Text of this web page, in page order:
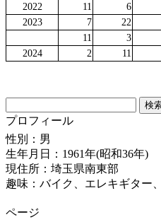
2022
11 6
2023
7 22
11
3
2024
2 11
索:
プロフィール
性別：男
生年月日：1961年(昭和36年)
現住所：埼玉県南東部
趣味：バイク、エレキギター
ページ